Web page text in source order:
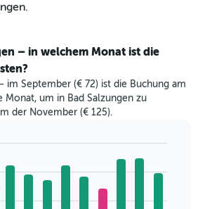
– in welchem Monat ist die
im September (€ 72) ist die Buchung am
Monat, um in Bad Salzungen zu
der November (€ 125).